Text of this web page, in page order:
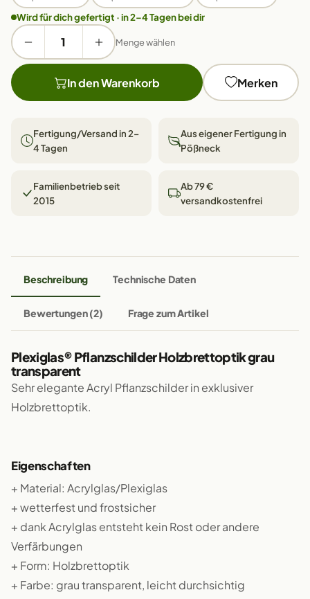
Wird für dich gefertigt · in 2–4 Tagen bei dir
Menge wählen
In den Warenkorb Merken
Fertigung/Versand in 2–
4 Tagen
Aus eigener Fertigung in
Pößneck
Familienbetrieb seit
2015
Ab 79 €
versandkostenfrei
Beschreibung Technische Daten
Bewertungen (2) Frage zum Artikel
Plexiglas® Pflanzschilder Holzbrettoptik grau
transparent
Sehr elegante Acryl Pflanzschilder in exklusiver
Holzbrettoptik.
Eigenschaften
+ Material: Acrylglas/Plexiglas
+ wetterfest und frostsicher
+ dank Acrylglas entsteht kein Rost oder andere
Verfärbungen
+ Form: Holzbrettoptik
+ Farbe: grau transparent, leicht durchsichtig